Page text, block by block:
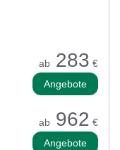
ab 283 €
Angebote
ab 962 €
Angebote